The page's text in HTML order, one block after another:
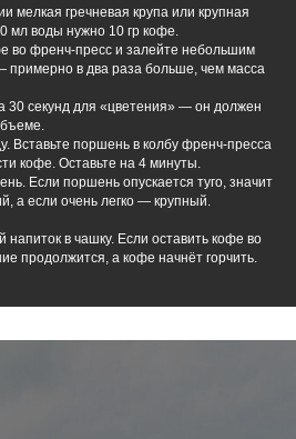
мелкая гречневая крупа или крупная
мл воды нужно 10 гр кофе.
во френч-пресс и залейте небольшим
примерно в два раза больше, чем масса
30 секунд для «цветения» — он должен
Вставьте поршень в колбу френч-пресса
кофе. Оставьте на 4 минуты.
Если поршень опускается туго, значит
а если очень легко — крупный.
в чашку. Если оставить кофе во
продолжится, а кофе начнёт горчить.